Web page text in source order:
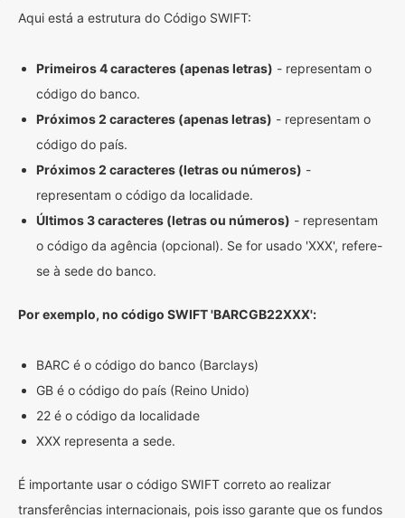
Aqui está a estrutura do Código SWIFT:
Primeiros 4 caracteres (apenas letras) - representam o
código do banco.
Próximos 2 caracteres (apenas letras) - representam o
código do país.
Próximos 2 caracteres (letras ou números) -
representam o código da localidade.
Últimos 3 caracteres (letras ou números) - representam
o código da agência (opcional). Se for usado 'XXX', refere-
se à sede do banco.
Por exemplo, no código SWIFT 'BARCGB22XXX':
BARC é o código do banco (Barclays)
GB é o código do país (Reino Unido)
22 é o código da localidade
XXX representa a sede.
É importante usar o código SWIFT correto ao realizar
transferências internacionais, pois isso garante que os fundos